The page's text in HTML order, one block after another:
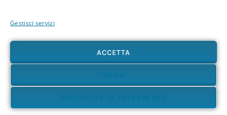
Gestisci servizi
ACCETTA
NEGA
VISUALIZZA LE PREFERENZE
divulgativi associati alla BioPsicoQuantistica®, non sostituiscono in alcun modo
consulenze, diagnosi o trattamenti medici e psicologici. In presenza di patologie o disturbi
di qualunque natura – fisica, psicologica o emotiva – si raccomanda sempre di rivolgersi al
proprio medico o a un professionista sanitario qualificato. L’utente è pienamente
responsabile delle proprie scelte e dell’uso delle informazioni qui presenti, sollevando
l’autore e i collaboratori del progetto da qualsiasi responsabilità, diretta o indiretta,